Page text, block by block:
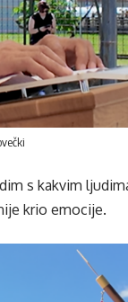
s kakvim
krio emocije.